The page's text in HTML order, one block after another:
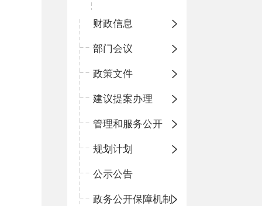
财政信息
部门会议
政策文件
建议提案办理
管理和服务公开
规划计划
公示公告
政务公开保障机制